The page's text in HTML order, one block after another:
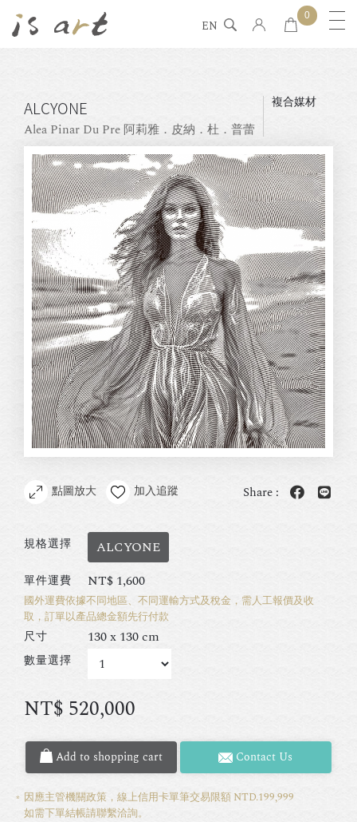
EN
0
ALCYONE
Alea Pinar Du Pre 阿莉雅．皮納．杜．普蕾
複合媒材
點圖放大 加入追蹤 Share :
規格選擇 ALCYONE
單件運費 NT$ 1,600
國外運費依據不同地區、不同運輸方式及稅金，需人工報價及收
取，訂單以產品總金額先行付款
尺寸 130 x 130 cm
數量選擇
NT$ 520,000
Add to shopping cart Contact Us
因應主管機關政策，線上信用卡單筆交易限額 NTD.199,999
如需下單結帳請聯繫洽詢。